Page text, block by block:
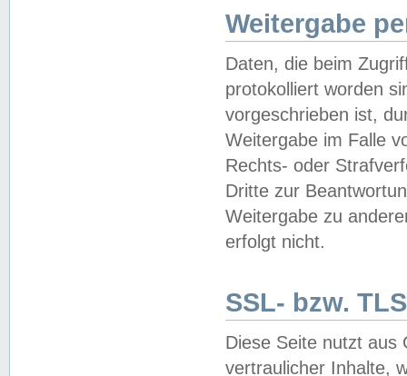
Weitergabe
Daten, die beim
protokolliert worden
vorgeschrieben ist,
Weitergabe im Falle
Rechts- oder
Dritte zur
Weitergabe zu
erfolgt nicht.
SSL- bzw.
Diese Seite nutzt aus
vertraulicher Inhalte,